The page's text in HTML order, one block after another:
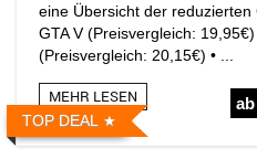
TOP DEAL
eine Übersicht der reduzierten
GTA V (Preisvergleich: 19,95€)
(Preisvergleich: 20,15€) • ...
MEHR LESEN